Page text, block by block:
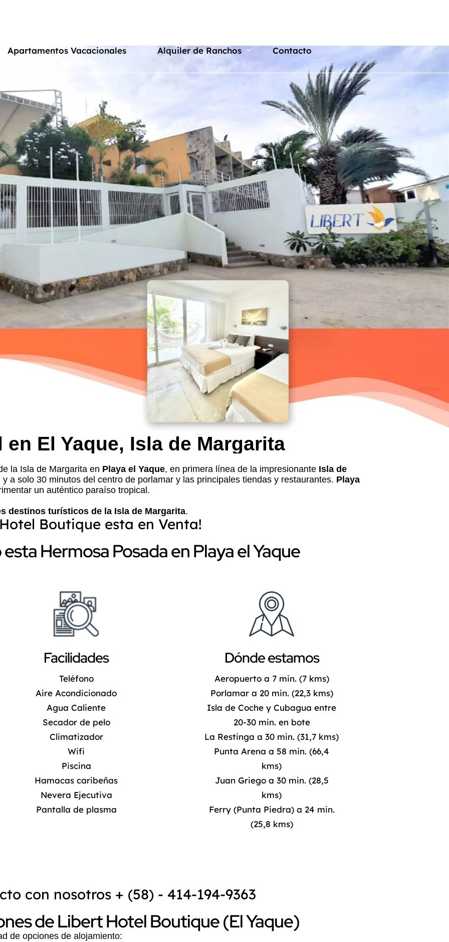
Apartamentos Vacacionales Alquiler de Ranchos Contacto
en El Yaque, Isla de Margarita
la Isla de Margarita en Playa el Yaque, en primera línea de la impresionante Isla de
a solo 30 minutos del centro de porlamar y las principales tiendas y restaurantes. Playa
un auténtico paraíso tropical.
destinos turísticos de la Isla de Margarita.
Boutique esta en Venta!
Hermosa Posada en Playa el Yaque
Facilidades
Teléfono
Aire Acondicionado
Agua Caliente
Secador de pelo
Climatizador
Wifi
Piscina
Hamacas caribeñas
Nevera Ejecutiva
Pantalla de plasma
Dónde estamos
Aeropuerto a 7 min. (7 kms)
Porlamar a 20 min. (22,3 kms)
Isla de Coche y Cubagua entre
20-30 min. en bote
La Restinga a 30 min. (31,7 kms)
Punta Arena a 58 min. (66,4
kms)
Juan Griego a 30 min. (28,5
kms)
Ferry (Punta Piedra) a 24 min.
(25,8 kms)
con nosotros + (58) - 414-194-9363
de Libert Hotel Boutique (El Yaque)
de opciones de alojamiento: